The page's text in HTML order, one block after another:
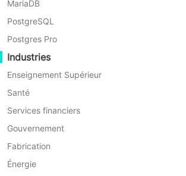
MariaDB
PostgreSQL
Postgres Pro
Industries
Enseignement Supérieur
Santé
Services financiers
Gouvernement
Fabrication
Énergie
Vinchin Backup &
V9.0
Solutions de Migration
à-Tout